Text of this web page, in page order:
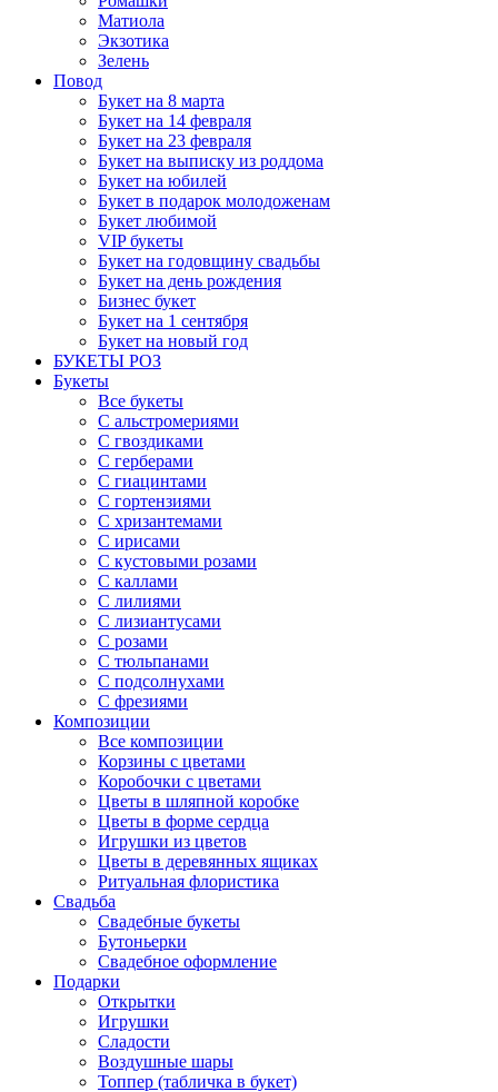
Матиола
Экзотика
Зелень
Повод
Букет на 8 марта
Букет на 14 февраля
Букет на 23 февраля
Букет на выписку из роддома
Букет на юбилей
Букет в подарок молодоженам
Букет любимой
VIP букеты
Букет на годовщину свадьбы
Букет на день рождения
Бизнес букет
Букет на 1 сентября
Букет на новый год
БУКЕТЫ РОЗ
Букеты
Все букеты
С альстромериями
С гвоздиками
С герберами
С гиацинтами
С гортензиями
С хризантемами
С ирисами
С кустовыми розами
С каллами
С лилиями
С лизиантусами
С розами
С тюльпанами
С подсолнухами
С фрезиями
Композиции
Все композиции
Корзины с цветами
Коробочки с цветами
Цветы в шляпной коробке
Цветы в форме сердца
Игрушки из цветов
Цветы в деревянных ящиках
Ритуальная флористика
Свадьба
Свадебные букеты
Бутоньерки
Свадебное оформление
Подарки
Открытки
Игрушки
Сладости
Воздушные шары
Топпер (табличка в букет)